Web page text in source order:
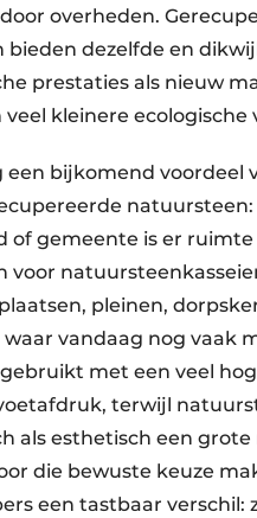
overheden.
bieden dezelfde en
prestaties als nieuw
veel kleinere ecologische
een bijkomend voordeel
natuursteen:
of gemeente is er
voor
pleinen,
waar vandaag nog vaak
met een veel
terwijl
als esthetisch een
die bewuste keuze
een tastbaar verschil: